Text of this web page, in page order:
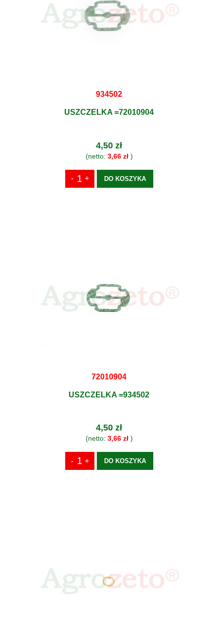
934502
USZCZELKA =72010904
4,50 zł
(netto: 3,66 zł)
DO KOSZYKA
72010904
USZCZELKA =934502
4,50 zł
(netto: 3,66 zł)
DO KOSZYKA